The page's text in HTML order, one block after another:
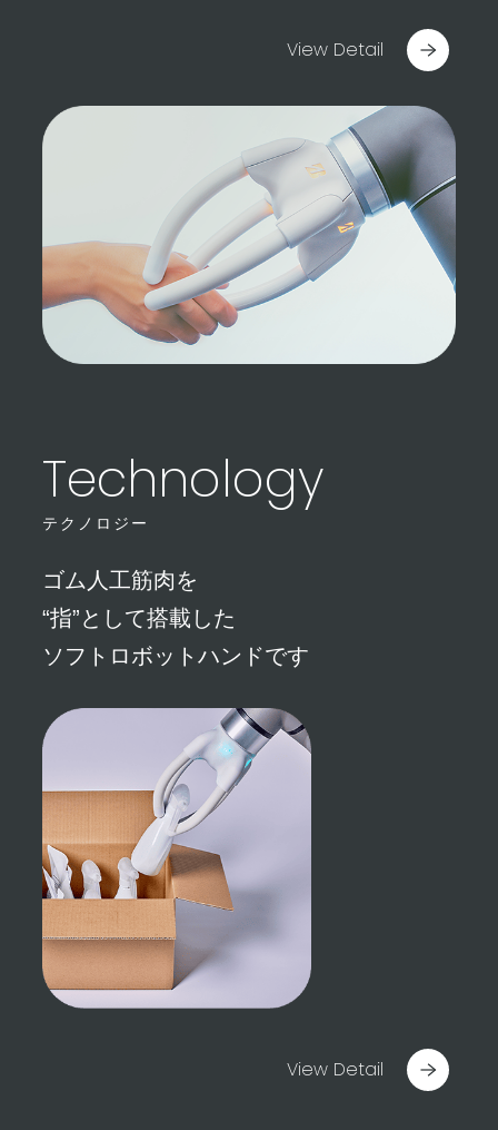
View Detail
Technology
テクノロジー
ゴム人工筋肉を
“指”として搭載した
ソフトロボットハンドです
View Detail